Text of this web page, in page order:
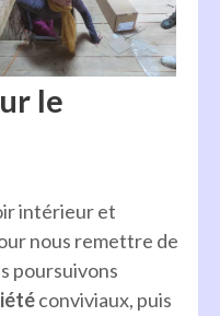
le
intérieur et
nous remettre de
poursuivons
conviviaux, puis